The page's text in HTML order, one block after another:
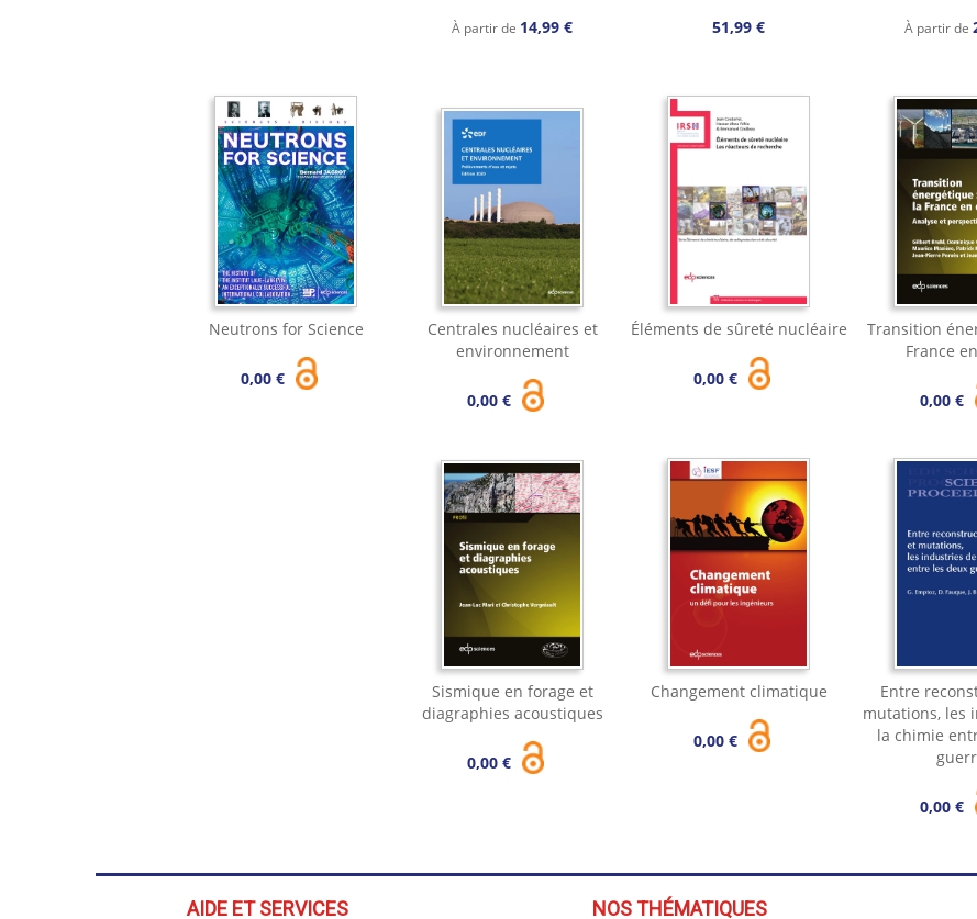
À partir de 14,99 €
51,99 €
À partir de
Neutrons for Science
0,00 €
Centrales nucléaires et
environnement
0,00 €
Éléments de sûreté nucléaire
0,00 €
Transition
France
0,00 €
Sismique en forage et
diagraphies acoustiques
0,00 €
Changement climatique
0,00 €
Entre
mutations, les
la chimie
0,00 €
AIDE ET SERVICES NOS THÉMATIQUES